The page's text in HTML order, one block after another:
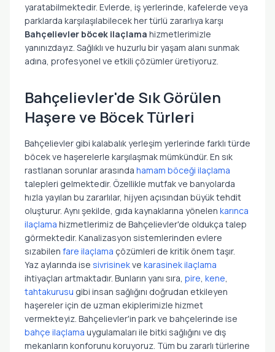
yaratabilmektedir. Evlerde, iş yerlerinde, kafelerde veya
parklarda karşılaşılabilecek her türlü zararlıya karşı
Bahçelievler böcek ilaçlama hizmetlerimizle
yanınızdayız. Sağlıklı ve huzurlu bir yaşam alanı sunmak
adına, profesyonel ve etkili çözümler üretiyoruz.
Bahçelievler'de Sık Görülen
Haşere ve Böcek Türleri
Bahçelievler gibi kalabalık yerleşim yerlerinde farklı türde
böcek ve haşerelerle karşılaşmak mümkündür. En sık
rastlanan sorunlar arasında hamam böceği ilaçlama
talepleri gelmektedir. Özellikle mutfak ve banyolarda
hızla yayılan bu zararlılar, hijyen açısından büyük tehdit
oluşturur. Aynı şekilde, gıda kaynaklarına yönelen karınca
ilaçlama hizmetlerimiz de Bahçelievler'de oldukça talep
görmektedir. Kanalizasyon sistemlerinden evlere
sızabilen fare ilaçlama çözümleri de kritik önem taşır.
Yaz aylarında ise sivrisinekve karasinek ilaçlama
ihtiyaçları artmaktadır. Bunların yanı sıra, pire, kene,
tahtakurusu gibi insan sağlığını doğrudan etkileyen
haşereler için de uzman ekiplerimizle hizmet
vermekteyiz. Bahçelievler'in park ve bahçelerinde ise
bahçe ilaçlama uygulamaları ile bitki sağlığını ve dış
mekanların konforunu koruyoruz. Tüm bu zararlı türlerine